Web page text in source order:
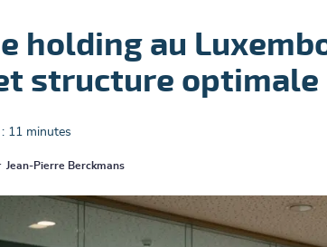
holding au
structure optimale
11 minutes
Jean-Pierre Berckmans